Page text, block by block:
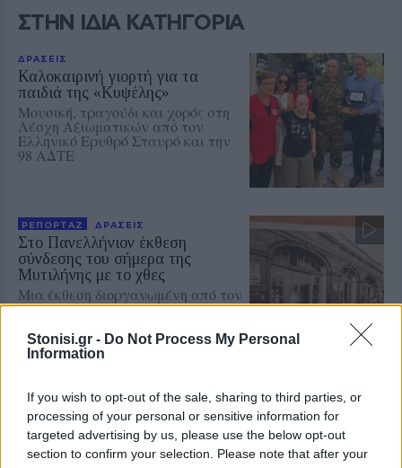
Stonisi.gr - Do Not Process My Personal
Information
If you wish to opt-out of the sale, sharing to third parties, or
processing of your personal or sensitive information for
targeted advertising by us, please use the below opt-out
section to confirm your selection. Please note that after your
ΣΤΗΝ ΙΔΙΑ ΚΑΤΗΓΟΡΙΑ
ΔΡΑΣΕΙΣ
Καλοκαιρινή γιορτή για τα
παιδιά της «Κυψέλης»
Μουσική, τραγούδι και χορός στη
Λέσχη Αξιωματικών από τον
Ελληνικό Ερυθρό Σταυρό και την
98 ΑΔΤΕ
ΡΕΠΟΡΤΑΖ ΔΡΑΣΕΙΣ
Στο Πανελλήνιον έκθεση
σύνδεσης του σήμερα της
Μυτιλήνης με το χθες
Μια έκθεση διοργανωμένη από τον
Εμπορικό Σύλλογο Μυτιλήνης
Η γιορτή της τράτας ζωντάνεψε
ξανά στη Σκάλα Πολιχνίτου
Η αναπαράσταση του παλιού
αλιευτικού εθίμου, οι